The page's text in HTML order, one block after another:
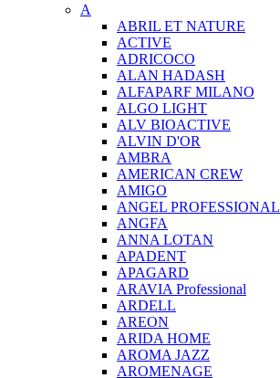
A
ABRIL ET NATURE
ACTIVE
ADRICOCO
ALAN HADASH
ALFAPARF MILANO
ALGO LIGHT
ALV BIOACTIVE
ALVIN D'OR
AMBRA
AMERICAN CREW
AMIGO
ANGEL PROFESSIONAL
ANGFA
ANNA LOTAN
APADENT
APAGARD
ARAVIA Professional
ARDELL
AREON
ARIDA HOME
AROMA JAZZ
AROMENAGE